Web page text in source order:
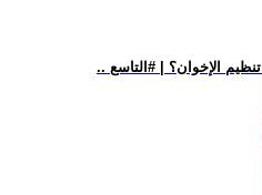
الإخوان؟ | #التاسع